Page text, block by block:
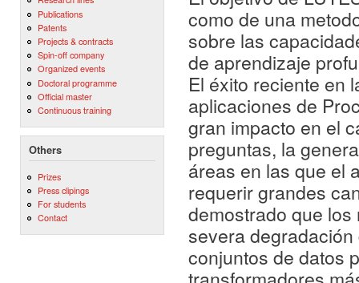
Publications
Patents
Projects & contracts
Spin-off company
Organized events
Doctoral programme
Official master
Continuous training
Others
Prizes
Press clipings
For students
Contact
como de una
sobre las
de aprendizaje
El éxito reciente en
aplicaciones de
gran impacto en el
preguntas, la
áreas en las que el
requerir grandes
demostrado que
severa
conjuntos de datos